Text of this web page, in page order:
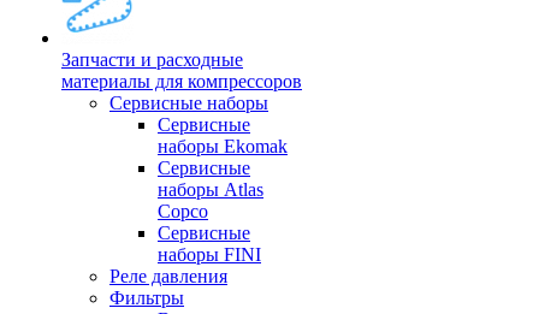
Запчасти и расходные
материалы для компрессоров
Cервисные наборы
Сервисные
наборы Ekomak
Cервисные
наборы Atlas
Copco
Сервисные
наборы FINI
Реле давления
Фильтры